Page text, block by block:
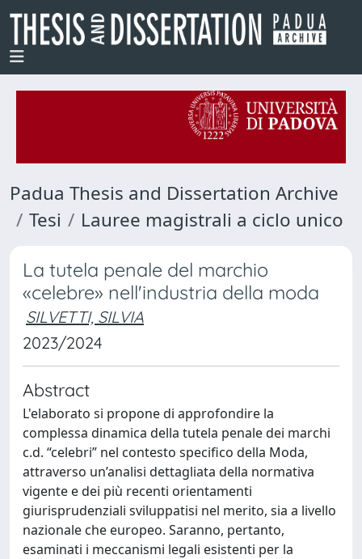
Padua Thesis and Dissertation Archive
Tesi
Lauree magistrali a ciclo unico
La tutela penale del marchio
«celebre» nell'industria della moda
SILVETTI, SILVIA
2023/2024
Abstract
L'elaborato si propone di approfondire la
complessa dinamica della tutela penale dei marchi
c.d. “celebri” nel contesto specifico della Moda,
attraverso un’analisi dettagliata della normativa
vigente e dei più recenti orientamenti
giurisprudenziali sviluppatisi nel merito, sia a livello
nazionale che europeo. Saranno, pertanto,
esaminati i meccanismi legali esistenti per la